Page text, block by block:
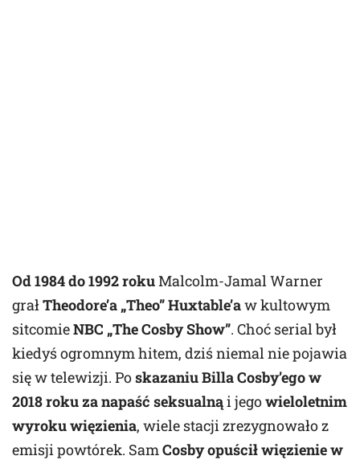
Od 1984 do 1992 rokuMalcolm-Jamal Warner
grał Theodore’a „Theo” Huxtable’aw kultowym
sitcomieNBC „The Cosby Show”. Choć serial był
kiedyś ogromnym hitem, dziś niemal nie pojawia
się w telewizji. Poskazaniu Billa Cosby’ego w
2018 roku za napaść seksualnąi jegowieloletnim
wyroku więzienia, wiele stacji zrezygnowało z
emisji powtórek. SamCosby opuścił więzienie w